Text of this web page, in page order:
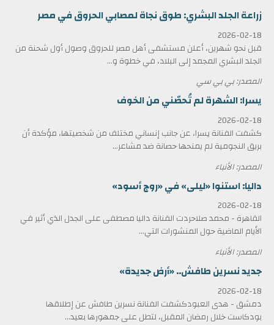
زراعة الجلد البشري: طوق نجاة لمصابي الحروق في مصر
2026-02-18
قبل نحو شهرين، أعلن مستشفى أهل مصر للحروق وصول أول شحنة من
الجلد البشري المجمد إلى البلاد، في خطوة و...
المصدر: بي بي سي
يسرا: الشهرة لم تُحصّني من الخوف
2026-02-18
كشفت الفنانة يسرا، عن جانب إنساني مختلف من شخصيتها، مؤكدة أن
بريق النجومية لم يمنحها حصانة ضد مشاعر...
المصدر: الأنباء
داليا: استنوا «ليلى» في «روج أسود»
2026-02-18
القاهرة - محمد صلاحردت الفنانة داليا مصطفى على الجدل الذي أثير في
الأيام الماضية حول المنشورات التي...
المصدر: الأنباء
جديد نسرين طافش.. «أرض جديدة»
2026-02-18
دمشق - هدى العبودكشفت الفنانة نسرين طافش عن إطلاقها
بودكاست خلال رمضان المقبل، لتطل على جمهورها بعيد...